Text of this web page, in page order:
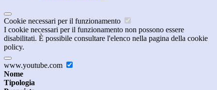
Cookie necessari per il funzionamento
I cookie necessari per il funzionamento non possono essere
disabilitati. È possibile consultare l'elenco nella pagina della cookie
policy.
www.youtube.com
Nome
Tipologia